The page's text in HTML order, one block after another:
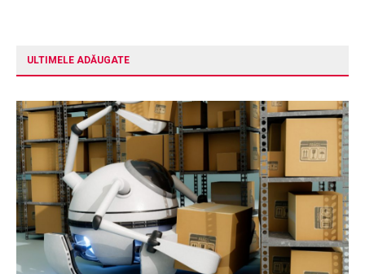
ULTIMELE ADĂUGATE